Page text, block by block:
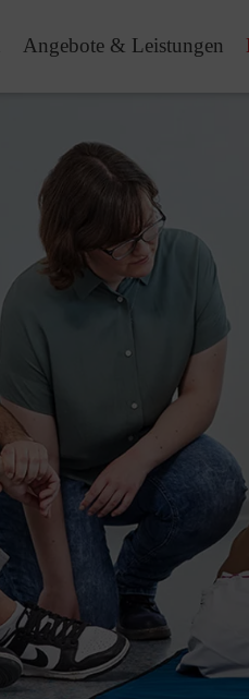
Angebote & Leistungen